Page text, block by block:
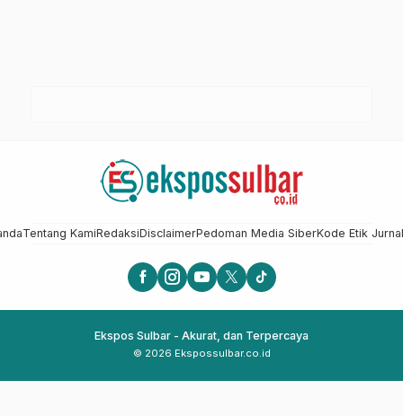
Tentang KamiRedaksiDisclaimerPedoman Media SiberKode Etik
Ekspos Sulbar - Akurat, dan Terpercaya
© 2026 Ekspossulbar.co.id